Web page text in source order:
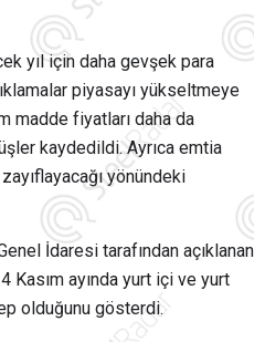
yıl için daha gevşek para
piyasayı yükseltmeye
madde fiyatları daha da
kaydedildi. Ayrıca emtia
yönündeki
İdaresi tarafından açıklanan
Kasım ayında yurt içi ve yurt
olduğunu gösterdi.